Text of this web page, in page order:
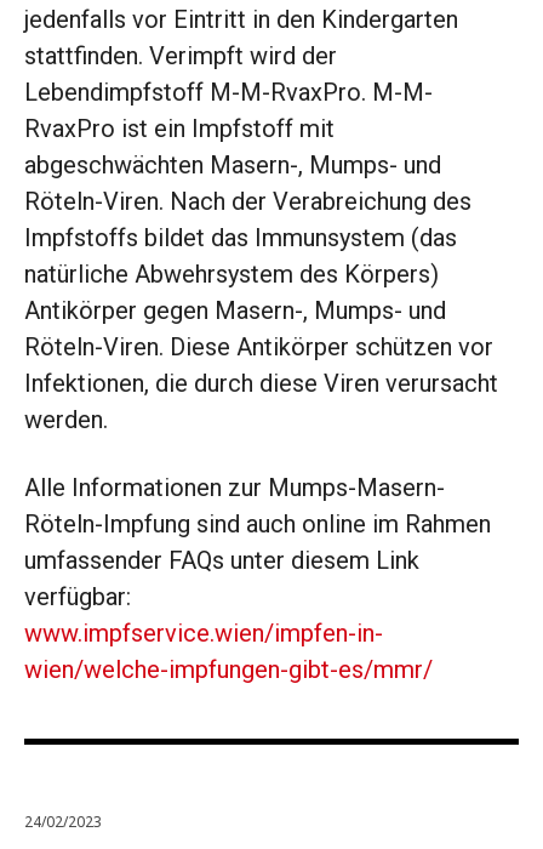
jedenfalls vor Eintritt in den Kindergarten
stattfinden. Verimpft wird der
Lebendimpfstoff M-M-RvaxPro. M-M-
RvaxPro ist ein Impfstoff mit
abgeschwächten Masern-, Mumps- und
Röteln-Viren. Nach der Verabreichung des
Impfstoffs bildet das Immunsystem (das
natürliche Abwehrsystem des Körpers)
Antikörper gegen Masern-, Mumps- und
Röteln-Viren. Diese Antikörper schützen vor
Infektionen, die durch diese Viren verursacht
werden.
Alle Informationen zur Mumps-Masern-
Röteln-Impfung sind auch online im Rahmen
umfassender FAQs unter diesem Link
verfügbar:
www.impfservice.wien/impfen-in-
wien/welche-impfungen-gibt-es/mmr/
24/02/2023